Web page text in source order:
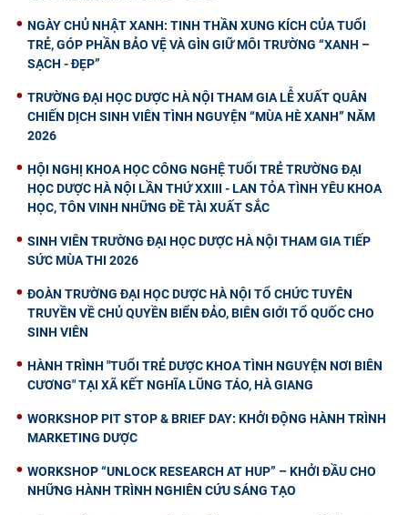
NGÀY CHỦ NHẬT XANH: TINH THẦN XUNG KÍCH CỦA TUỔI
TRẺ, GÓP PHẦN BẢO VỆ VÀ GÌN GIỮ MÔI TRƯỜNG “XANH –
SẠCH - ĐẸP”
TRƯỜNG ĐẠI HỌC DƯỢC HÀ NỘI THAM GIA LỄ XUẤT QUÂN
CHIẾN DỊCH SINH VIÊN TÌNH NGUYỆN “MÙA HÈ XANH” NĂM
2026
HỘI NGHỊ KHOA HỌC CÔNG NGHỆ TUỔI TRẺ TRƯỜNG ĐẠI
HỌC DƯỢC HÀ NỘI LẦN THỨ XXIII - LAN TỎA TÌNH YÊU KHOA
HỌC, TÔN VINH NHỮNG ĐỀ TÀI XUẤT SẮC
SINH VIÊN TRƯỜNG ĐẠI HỌC DƯỢC HÀ NỘI THAM GIA TIẾP
SỨC MÙA THI 2026
ĐOÀN TRƯỜNG ĐẠI HỌC DƯỢC HÀ NỘI TỔ CHỨC TUYÊN
TRUYỀN VỀ CHỦ QUYỀN BIỂN ĐẢO, BIÊN GIỚI TỔ QUỐC CHO
SINH VIÊN
HÀNH TRÌNH "TUỔI TRẺ DƯỢC KHOA TÌNH NGUYỆN NƠI BIÊN
CƯƠNG" TẠI XÃ KẾT NGHĨA LŨNG TÁO, HÀ GIANG
WORKSHOP PIT STOP & BRIEF DAY: KHỞI ĐỘNG HÀNH TRÌNH
MARKETING DƯỢC
WORKSHOP “UNLOCK RESEARCH AT HUP” – KHỞI ĐẦU CHO
NHỮNG HÀNH TRÌNH NGHIÊN CỨU SÁNG TẠO